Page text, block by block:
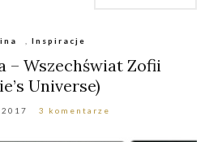
Inspiracje
– Wszechświat Zofii
Universe)
3 komentarze